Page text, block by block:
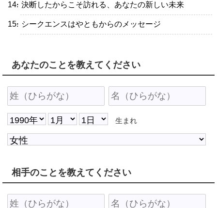
・決断したからこそ訪れる、あなたの新しい未来
・シークエンスはやともからのメッセージ
あなたのことを教えてください
生まれ
相手のことを教えてください